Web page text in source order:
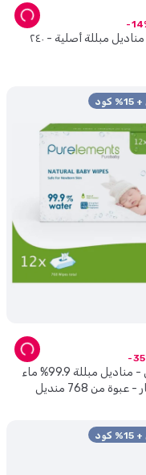
ووتر وايبس - مناديل مبللة أصلية - ٢٤٠
14
بيور ايلمينتس - مناديل مبللة 99.9% ماء
بخلاصة الصبار - عبوة من 768 منديل
35